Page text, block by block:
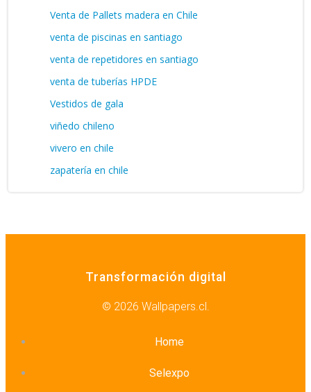
Venta de Pallets madera en Chile
venta de piscinas en santiago
venta de repetidores en santiago
venta de tuberías HPDE
Vestidos de gala
viñedo chileno
vivero en chile
zapatería en chile
Transformación digital
© 2026 Wallpapers.cl.
Home
Selexpo